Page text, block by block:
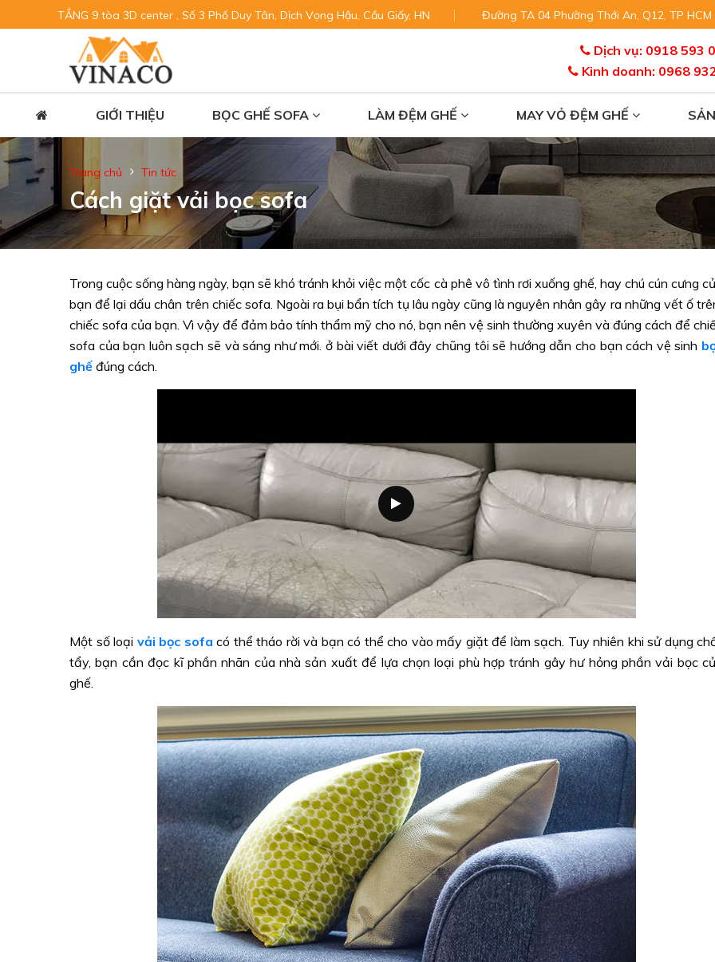
TẦNG 9 tòa 3D center , Số 3 Phố Duy Tân, Dịch Vọng Hậu, Cầu Giấy, HN Đường TA 04 Phường Thới An, Q12, TP HCM
Dịch vụ: 0918 593
Kinh doanh: 0968
GIỚI THIỆU BỌC GHẾ SOFA LÀM ĐỆM GHẾ MAY VỎ ĐỆM GHẾ
Trang chủ Tin tức
Cách giặt vải bọc sofa
Trong cuộc sống hàng ngày, bạn sẽ khó tránh khỏi việc một cốc cà phê vô tình rơi xuống ghế, hay chú cún cưng
bạn để lại dấu chân trên chiếc sofa. Ngoài ra bụi bẩn tích tụ lâu ngày cũng là nguyên nhân gây ra những vết ố
chiếc sofa của bạn. Vì vậy để đảm bảo tính thẩm mỹ cho nó, bạn nên vệ sinh thường xuyên và đúng cách để
sofa của bạn luôn sạch sẽ và sáng như mới. ở bài viết dưới đây chũng tôi sẽ hướng dẫn cho bạn cách vệ sinh
ghế đúng cách.
Một số loại vải bọc sofa có thể tháo rời và bạn có thể cho vào mấy giặt để làm sạch. Tuy nhiên khi sử dụng
tẩy, bạn cần đọc kĩ phần nhãn của nhà sản xuất để lựa chọn loại phù hợp tránh gây hư hỏng phần vải bọc
ghế.